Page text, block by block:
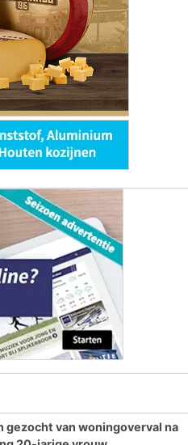
gezocht van woningoverval na